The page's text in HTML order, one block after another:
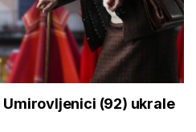
Umirovljenici (92) ukrale